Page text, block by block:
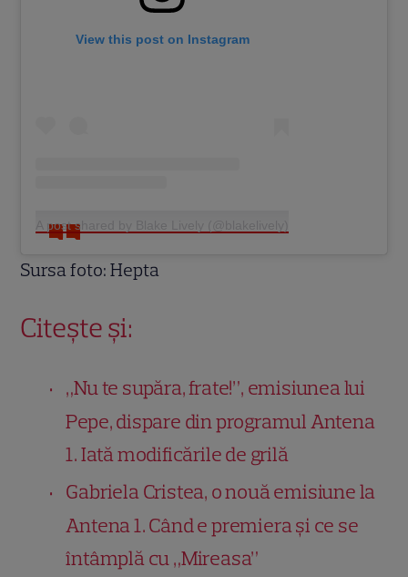
View this post on Instagram
A post shared by Blake Lively (@blakelively)
Sursa foto: Hepta
Citește și:
„Nu te supăra, frate!”, emisiunea lui
Pepe, dispare din programul Antena
1. Iată modificările de grilă
Gabriela Cristea, o nouă emisiune la
Antena 1. Când e premiera și ce se
întâmplă cu „Mireasa”